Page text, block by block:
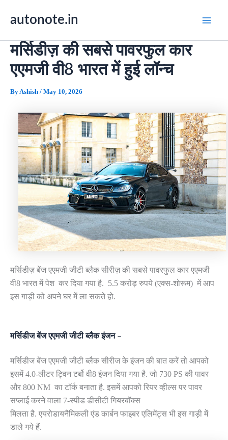
autonote.in
मर्सिडीज़ की सबसे पावरफुल कार
एएमजी वी8 भारत में हुई लॉन्च
ByAshish / May 10, 2026
मर्सिडीज़ बेंज एएमजी जीटी ब्लैक सीरीज़ की सबसे पावरफुल कार एएमजी
वी8 भारत में पेश कर दिया गया है. 5.5 करोड़ रुपये (एक्स-शोरूम) में आप
इस गाड़ी को अपने घर में ला सकते हो.
मर्सिडीज बेंज एएमजी जीटी ब्लैक इंजन –
मर्सिडीज बेंज एएमजी जीटी ब्लैक सीरीज के इंजन की बात करें तो आपको
इसमें 4.0-लीटर ट्विन टर्बो वी8 इंजन दिया गया है. जो 730 PS की पावर
और 800 NM का टॉर्क बनाता है. इसमें आपको रियर व्हील्स पर पावर
सप्लाई करने वाला 7-स्पीड डीसीटी गियरबॉक्स
मिलता है. एयरोडायनैमिकली एंड कार्बन फाइबर एलिमेंट्स भी इस गाड़ी में
डाले गये हैं.